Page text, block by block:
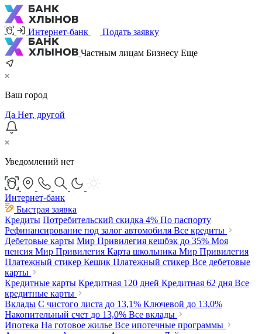
Интернет-банк Подать заявку
Частным лицам Бизнесу Еще
Ваш город
Да Нет, другой
Уведомлений нет
Интернет-банк
Быстрая заявка
Кредиты Потребительский скидка 4% По паспорту
Рефинансирование под залог автомобиля Все кредиты
Дебетовые карты Мир Привилегия кешбэк до 35% Моя
пенсия Мир Привилегия Карта школьника Мир Привилегия
Платежный стикер Кешик Платежный стикер Все дебетовые
карты
Кредитные карты Кредитная 120 дней Кредитная 62 дня Все
кредитные карты
Вклады С чистого листа до 13,1% Ключевой до 13,0%
Накопительный счет до 13,0% Все вклады
Ипотека На готовое жилье Все ипотечные программы